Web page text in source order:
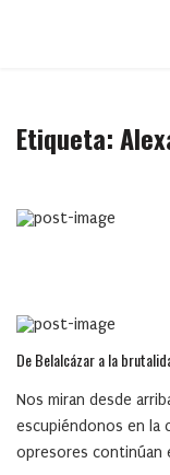
Etiqueta:
De Belalcázar a la
Nos miran desde
escupiéndonos en la
opresores continúan